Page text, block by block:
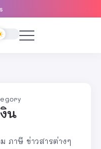
น
ภาษี ข่าวสารต่างๆ